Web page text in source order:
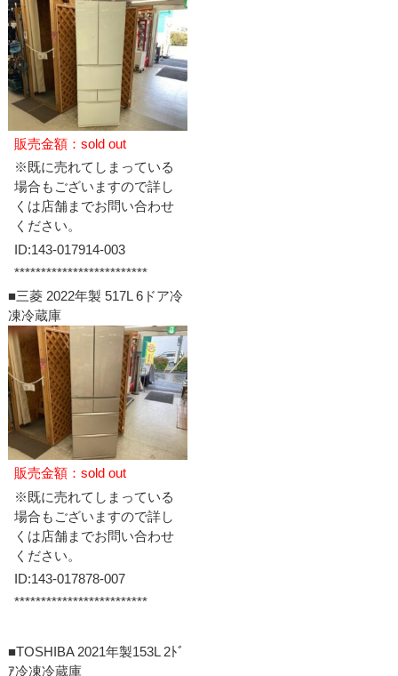
販売金額：sold out
※既に売れてしまっている
場合もございますので詳し
くは店舗までお問い合わせ
ください。
ID:143-017914-003
*************************
■三菱 2022年製 517L 6ドア冷
凍冷蔵庫
販売金額：sold out
※既に売れてしまっている
場合もございますので詳し
くは店舗までお問い合わせ
ください。
ID:143-017878-007
*************************
■TOSHIBA 2021年製153L 2ﾄﾞ
ｱ冷凍冷蔵庫